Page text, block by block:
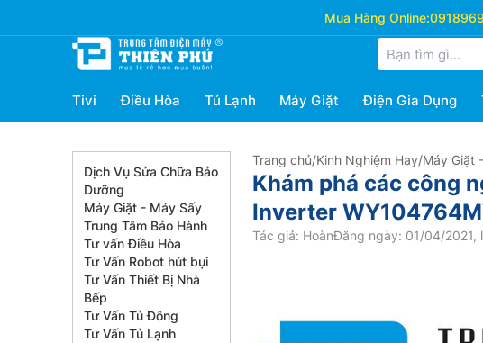
Mua Hàng Online:
Tivi Điều Hòa Tủ Lạnh Máy Giặt Điện Gia Dụng
Dịch Vụ Sửa Chữa Bảo
Dưỡng
Máy Giặt - Máy Sấy
Trung Tâm Bảo Hành
Tư vấn Điều Hòa
Tư Vấn Robot hút bụi
Tư Vấn Thiết Bị Nhà
Bếp
Tư Vấn Tủ Đông
Tư Vấn Tủ Lạnh
Trang chủ/Kinh Nghiệm Hay/Máy Giặt
Khám phá các công
Inverter
Tác giả: HoànĐăng ngày: 01/04/2021,